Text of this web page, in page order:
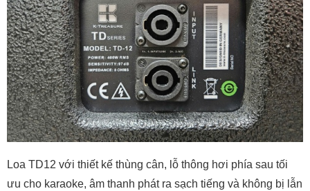
Loa TD12 với thiết kế thùng cân, lỗ thông hơi phía sau tối
ưu cho karaoke, âm thanh phát ra sạch tiếng và không bị lẫn